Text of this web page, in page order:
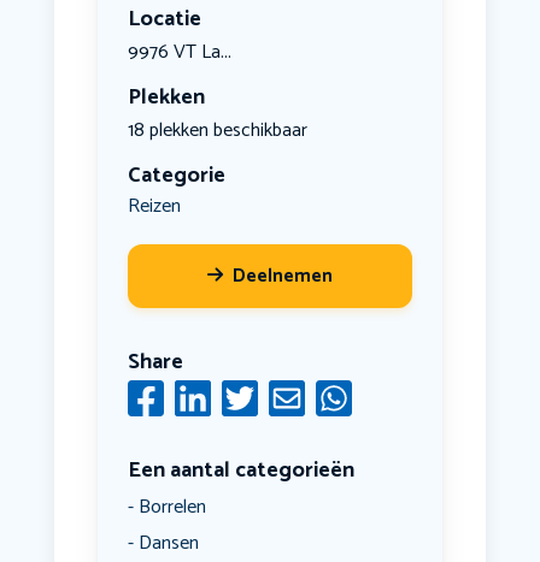
Locatie
9976 VT La...
Plekken
18 plekken beschikbaar
Categorie
Reizen
Deelnemen
Share
Een aantal categorieën
Borrelen
Dansen